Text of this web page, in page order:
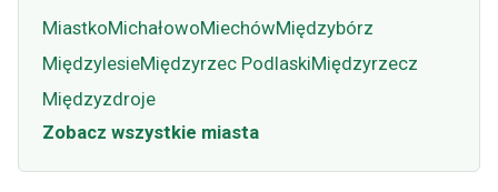
MiastkoMichałowoMiechówMiędzybórz
MiędzylesieMiędzyrzec PodlaskiMiędzyrzecz
Międzyzdroje
Zobacz wszystkie miasta